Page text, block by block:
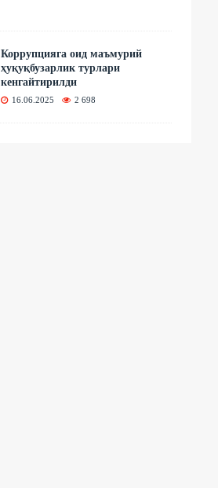
Коррупцияга оид маъмурий
ҳуқуқбузарлик турлари
кенгайтирилди
16.06.2025 2 698